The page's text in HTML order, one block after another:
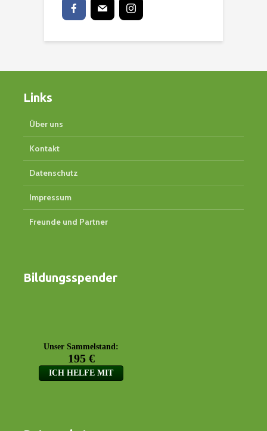
Links
Über uns
Kontakt
Datenschutz
Impressum
Freunde und Partner
Bildungsspender